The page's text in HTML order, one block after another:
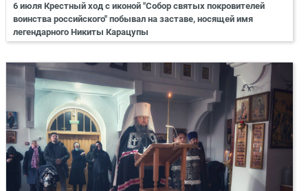
6 июля Крестный ход с иконой "Собор святых покровителей
воинства российского" побывал на заставе, носящей имя
легендарного Никиты Карацупы